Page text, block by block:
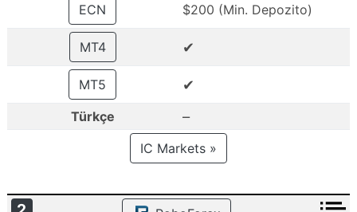
ECN $200 (Min. Depozito)
MT4 ✔
MT5 ✔
Türkçe –
IC Markets »